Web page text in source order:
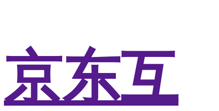
京东互